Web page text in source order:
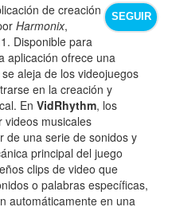
SEGUIR
de creación
Harmonix,
Disponible para
aplicación ofrece una
aleja de los videojuegos
en la creación y
EnVidRhythm, los
videos musicales
de una serie de sonidos y
principal del juego
clips de video que
o palabras específicas,
automáticamente en una